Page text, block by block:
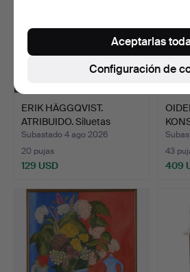
ERIK HÄGGQVIST.
ATRIBUIDO. Siluetas
humana…
Subastado 4 ago 2026
20 pujas
129 USD
43
409
Configuración de
Aceptarlas